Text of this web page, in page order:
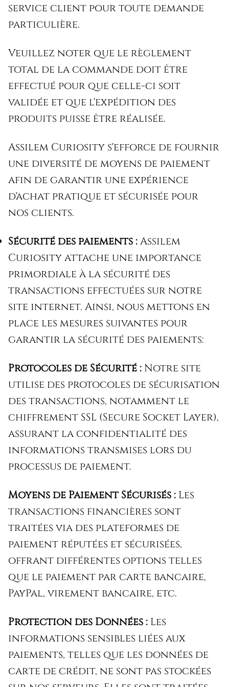
service client pour toute demande
particulière.
Veuillez noter que le règlement
total de la commande doit être
effectué pour que celle-ci soit
validée et que l'expédition des
produits puisse être réalisée.
Assilem Curiosity s'efforce de fournir
une diversité de moyens de paiement
afin de garantir une expérience
d'achat pratique et sécurisée pour
nos clients.
Sécurité des paiements :Assilem
Curiosity attache une importance
primordiale à la sécurité des
transactions effectuées sur notre
site internet. Ainsi, nous mettons en
place les mesures suivantes pour
garantir la sécurité des paiements:
Protocoles de Sécurité : Notre site
utilise des protocoles de sécurisation
des transactions, notamment le
chiffrement SSL (Secure Socket Layer),
assurant la confidentialité des
informations transmises lors du
processus de paiement.
Moyens de Paiement Sécurisés : Les
transactions financières sont
traitées via des plateformes de
paiement réputées et sécurisées,
offrant différentes options telles
que le paiement par carte bancaire,
PayPal, virement bancaire, etc.
Protection des Données : Les
informations sensibles liées aux
paiements, telles que les données de
carte de crédit, ne sont pas stockées